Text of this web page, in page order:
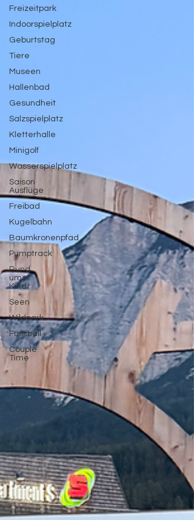
Freizeitpark
Indoorspielplatz
Geburtstag
Tiere
Museen
Hallenbad
Gesundheit
Salzspielplatz
Kletterhalle
Minigolf
Wasserspielplatz
Saison
Ausflüge
Freibad
Kugelbahn
Baumkronenpfad
Pumptrack
Rund
ums
Kind
Seen
Wildpark
Fussball
Couple
Time